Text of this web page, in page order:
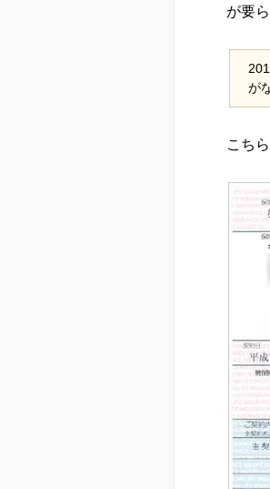
が要
が
こち